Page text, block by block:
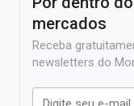
mercados
Receba
newsletters do